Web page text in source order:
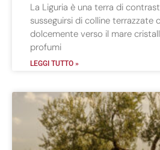
La Liguria è una terra di
susseguirsi di colline terrazzate
dolcemente verso il mare
profumi
LEGGI TUTTO »